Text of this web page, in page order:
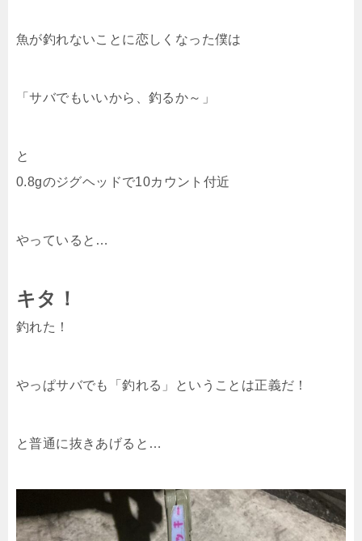
魚が釣れないことに恋しくなった僕は
「サバでもいいから、釣るか～」
と
0.8gのジグヘッドで10カウント付近
やっていると…
キタ！
釣れた！
やっぱサバでも「釣れる」ということは正義だ！
と普通に抜きあげると…